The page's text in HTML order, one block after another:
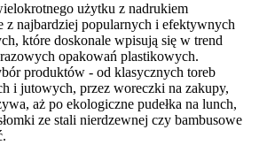
użytku z nadrukiem
z najbardziej popularnych i efektywnych
które doskonale wpisują się w trend
opakowań plastikowych.
produktów - od klasycznych toreb
i jutowych, przez woreczki na zakupy,
aż po ekologiczne pudełka na lunch,
ze stali nierdzewnej czy bambusowe